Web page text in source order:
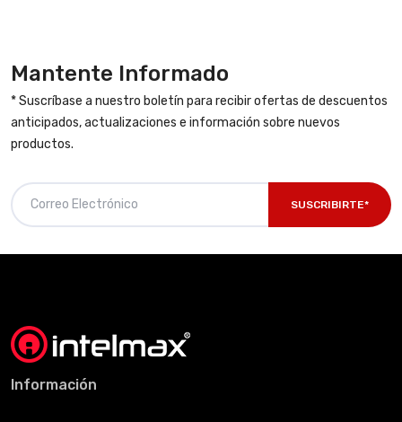
Mantente Informado
* Suscríbase a nuestro boletín para recibir ofertas de descuentos
anticipados, actualizaciones e información sobre nuevos
productos.
SUSCRIBIRTE*
Información